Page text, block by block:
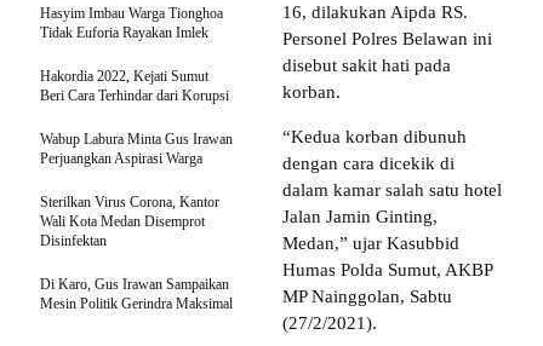
16, dilakukan Aipda RS.
Personel Polres Belawan ini
disebut sakit hati pada
korban.
“Kedua korban dibunuh
dengan cara dicekik di
dalam kamar salah satu hotel
Jalan Jamin Ginting,
Medan,” ujar Kasubbid
Humas Polda Sumut, AKBP
MP Nainggolan, Sabtu
(27/2/2021).
Hasyim Imbau Warga Tionghoa
Tidak Euforia Rayakan Imlek
Hakordia 2022, Kejati Sumut
Beri Cara Terhindar dari Korupsi
Wabup Labura Minta Gus Irawan
Perjuangkan Aspirasi Warga
Sterilkan Virus Corona, Kantor
Wali Kota Medan Disemprot
Disinfektan
Di Karo, Gus Irawan Sampaikan
Mesin Politik Gerindra Maksimal